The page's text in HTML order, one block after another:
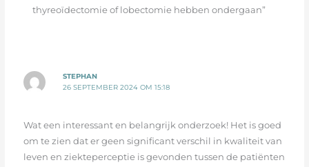
thyreoïdectomie of lobectomie hebben ondergaan”
STEPHAN
26 SEPTEMBER 2024 OM 15:18
Wat een interessant en belangrijk onderzoek! Het is goed
om te zien dat er geen significant verschil in kwaliteit van
leven en ziekteperceptie is gevonden tussen de patiënten